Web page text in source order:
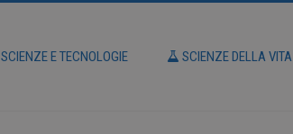
SCIENZE E TECNOLOGIE SCIENZE DELLA VITA